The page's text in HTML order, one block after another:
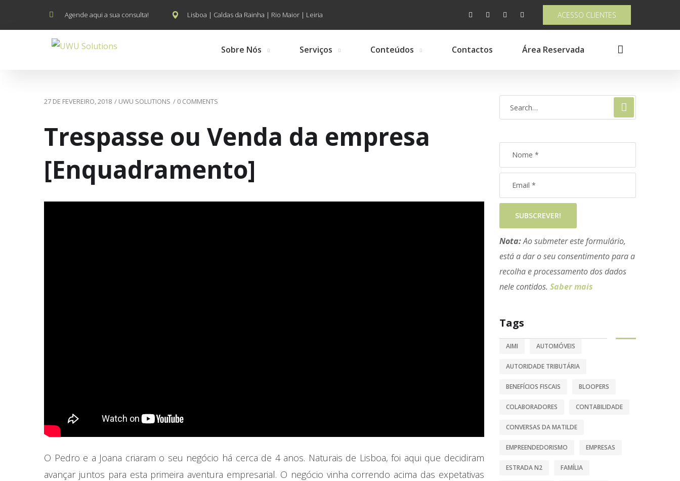
Agende aqui a sua consulta! Lisboa | Caldas da Rainha | Rio Maior | Leiria ACESSO CLIENTES
Sobre Nós Serviços Conteúdos Contactos Área Reservada
27 DE FEVEREIRO, 2018 / UWU SOLUTIONS / 0 COMMENTS
Trespasse ou Venda da empresa
[Enquadramento]
O Pedro e a Joana criaram o seu negócio há cerca de 4 anos. Naturais de Lisboa, foi aqui que decidiram
avançar juntos para esta primeira aventura empresarial. O negócio vinha correndo acima das expetativas
SUBSCREVER!
Nota:Ao submeter este formulário,
está a dar o seu consentimento para a
recolha e processamento dos dados
nele contidos. Saber mais
Tags
AIMI AUTOMÓVEIS
AUTORIDADE TRIBUTÁRIA
BENEFÍCIOS FISCAIS BLOOPERS
COLABORADORES CONTABILIDADE
CONVERSAS DA MATILDE
EMPREENDEDORISMO EMPRESAS
ESTRADA N2 FAMÍLIA